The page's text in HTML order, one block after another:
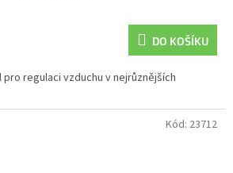
DO KOŠÍKU
regulaci vzduchu v nejrůznějších
Kód: 23712